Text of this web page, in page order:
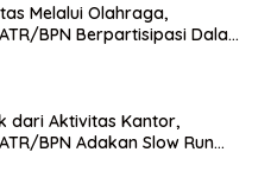
Melalui Olahraga,
BPN Berpartisipasi Dalam
dari Aktivitas Kantor,
BPN Adakan Slow Run